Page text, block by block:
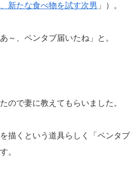
新たな食べ物を試す次男 」）。
～、ペンタブ届いたね」と。
ので妻に教えてもらいました。
描くという道具らしく「ペンタブ
。